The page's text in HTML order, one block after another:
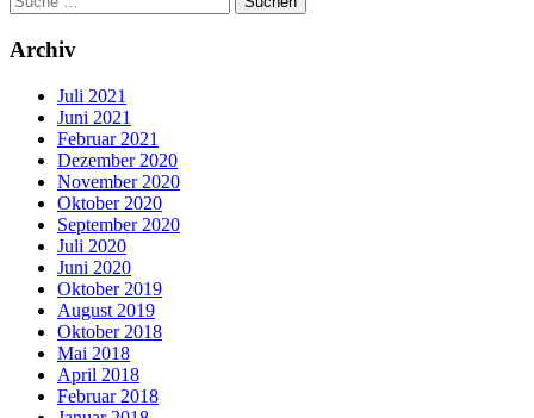
Archiv
Juli 2021
Juni 2021
Februar 2021
Dezember 2020
November 2020
Oktober 2020
September 2020
Juli 2020
Juni 2020
Oktober 2019
August 2019
Oktober 2018
Mai 2018
April 2018
Februar 2018